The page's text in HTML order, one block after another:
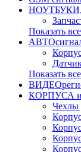
Показать
Показать
КОРПУСА и
Чехлы